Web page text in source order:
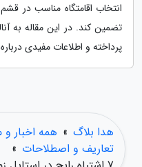
انتخاب اقامتگاه مناسب در
تضمین کند. در این مقاله به
پرداخته و اطلاعات مفیدی
هدا بلاگ » همه اخبار و
تعاریف و اصطلاحات »